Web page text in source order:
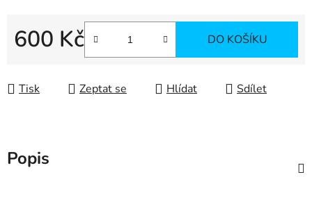
600 Kč DO KOŠÍKU
Tisk Zeptat se Hlídat Sdílet
Popis